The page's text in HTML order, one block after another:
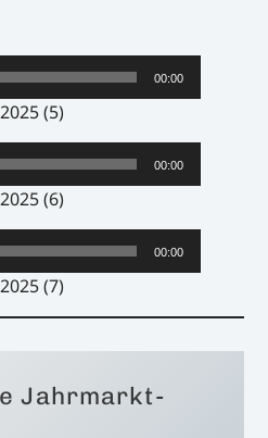
00:00
(5)
00:00
(6)
00:00
(7)
Jahrmarkt-